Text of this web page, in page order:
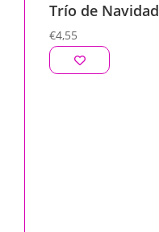
Trío de Navidad
€4,55